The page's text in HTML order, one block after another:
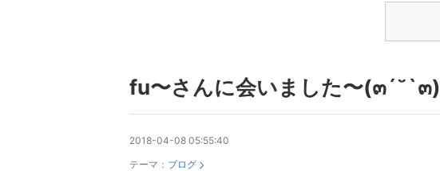
fu〜さんに会いました〜(๓´˘`๓)
2018-04-08 05:55:40
テーマ： ブログ